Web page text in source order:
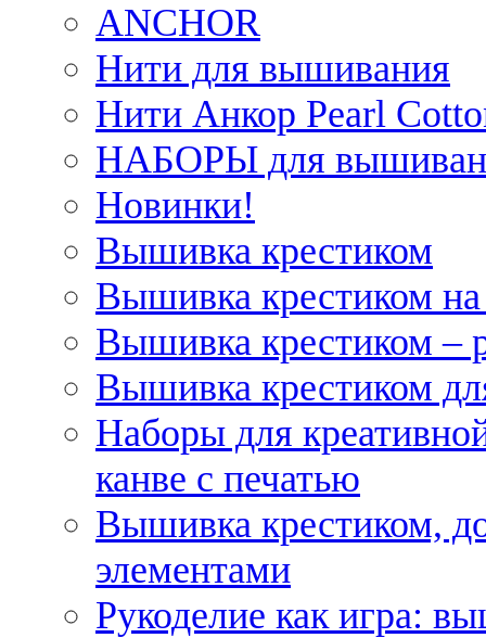
ANCHOR
Нити для вышивания
Нити Анкор Pearl
НАБОРЫ для
Новинки!
Вышивка крестиком
Вышивка крестиком
Вышивка крестиком –
Вышивка крестиком
Наборы для
канве с печатью
Вышивка крестиком,
элементами
Рукоделие как игра: